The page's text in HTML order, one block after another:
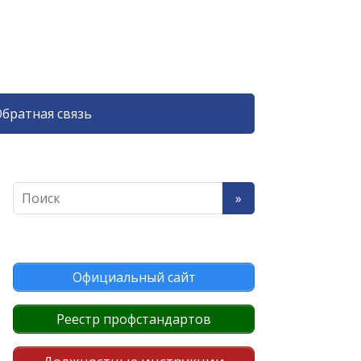
связь
Официальный сайт
Реестр профстандартов